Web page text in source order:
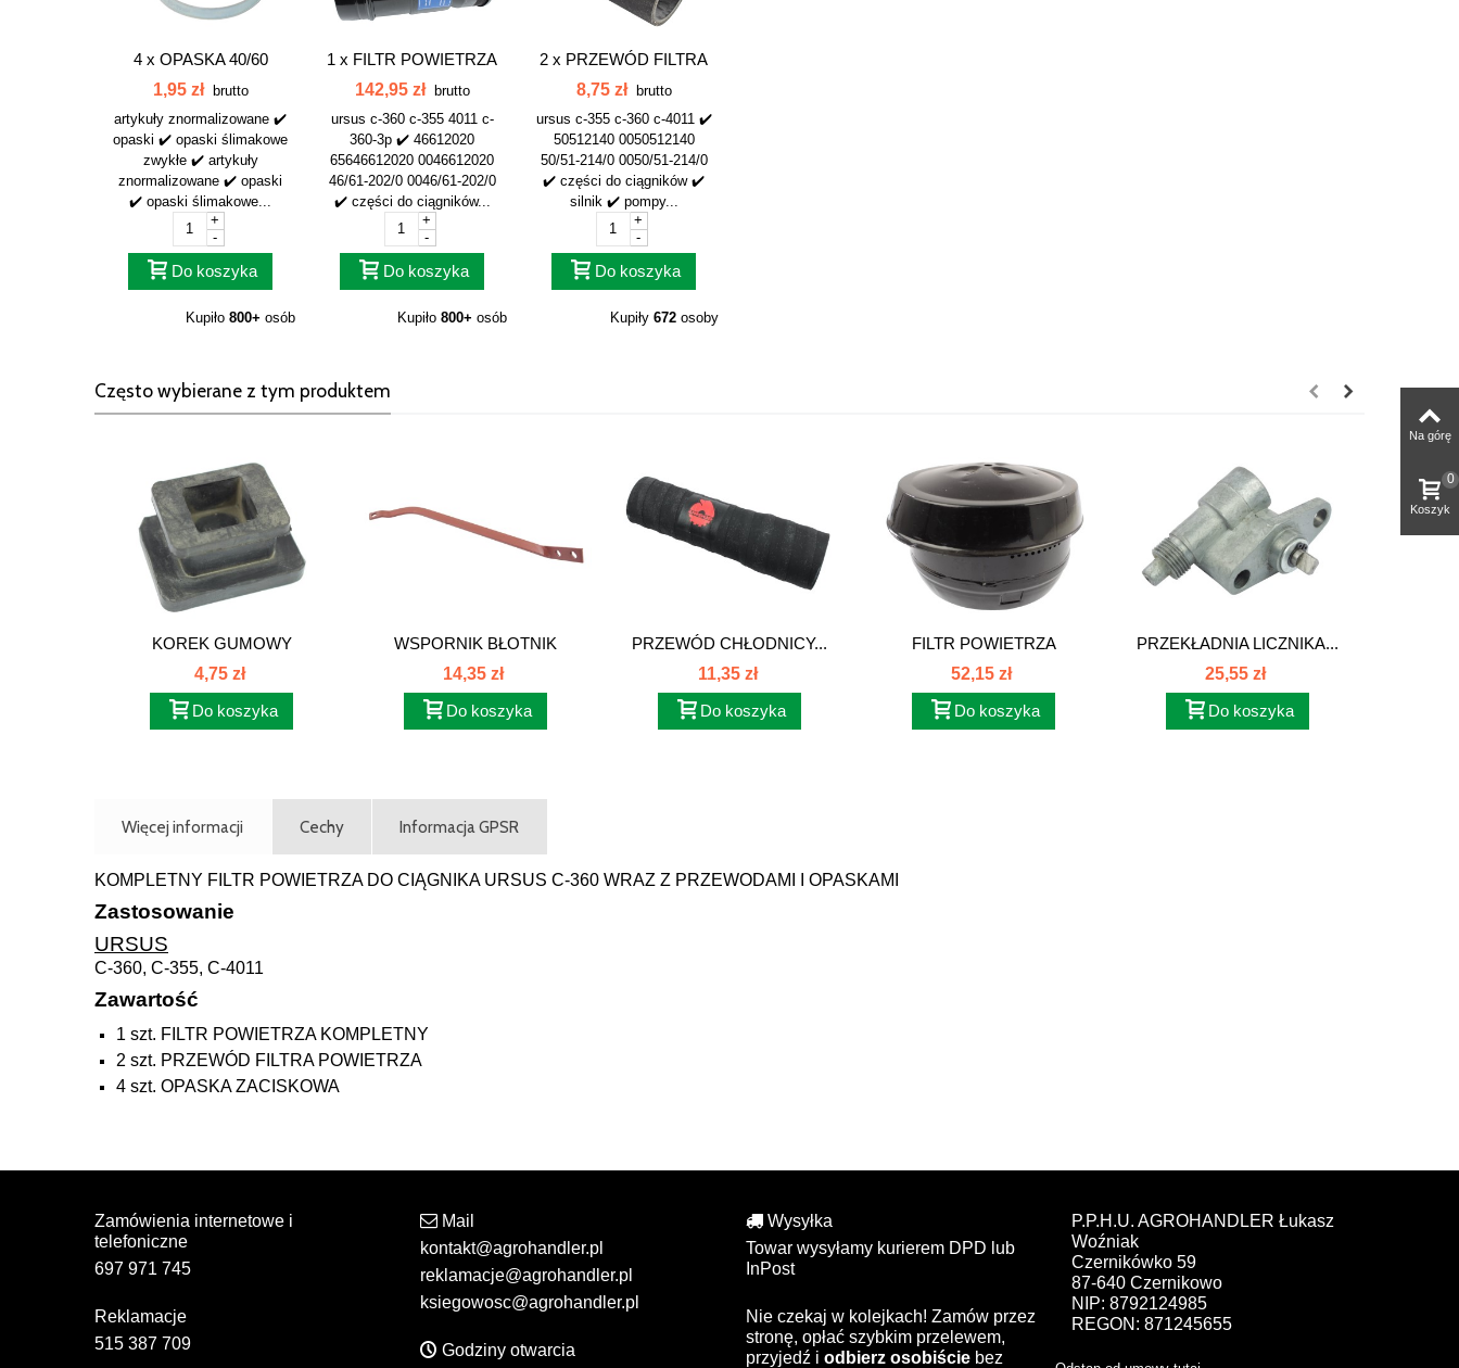
4 x OPASKA 40/60
1,95 zł brutto
artykuły znormalizowane ✔️
opaski ✔️ opaski ślimakowe
zwykłe ✔️ artykuły
znormalizowane ✔️ opaski
✔️ opaski ślimakowe...
-
+
Do koszyka
Kupiło 800+ osób
1 x FILTR POWIETRZA
C-360 KOMPLETNY...
142,95 zł brutto
ursus c-360 c-355 4011 c-
360-3p ✔️ 46612020
65646612020 0046612020
46/61-202/0 0046/61-202/0
✔️ części do ciągników...
-
+
Do koszyka
Kupiło 800+ osób
2 x PRZEWÓD FILTRA
POWIETRZA C-360...
8,75 zł brutto
ursus c-355 c-360 c-4011 ✔️
50512140 0050512140
50/51-214/0 0050/51-214/0
✔️ części do ciągników ✔️
silnik ✔️ pompy...
-
+
Do koszyka
Kupiły 672 osoby
Często wybierane z tym produktem
KOREK GUMOWY
SKRZYNI...
4,75 zł
Do koszyka
WSPORNIK BŁOTNIK
PRAWY...
14,35 zł
Do koszyka
PRZEWÓD CHŁODNICY...
11,35 zł
Do koszyka
FILTR POWIETRZA
WSTĘPNY...
52,15 zł
Do koszyka
PRZEKŁADNIA LICZNIKA...
25,55 zł
Do koszyka
Więcej informacji Cechy Informacja GPSR
KOMPLETNY FILTR POWIETRZA DO CIĄGNIKA URSUS C-360 WRAZ Z PRZEWODAMI I OPASKAMI
Zastosowanie
URSUS
C-360, C-355, C-4011
Zawartość
1 szt. FILTR POWIETRZA KOMPLETNY
2 szt. PRZEWÓD FILTRA POWIETRZA
4 szt. OPASKA ZACISKOWA
Zamówienia internetowe i
telefoniczne
697 971 745
Reklamacje
515 387 709
Mail
kontakt@agrohandler.pl
reklamacje@agrohandler.pl
ksiegowosc@agrohandler.pl
Godziny otwarcia
Wysyłka
Towar wysyłamy kurierem DPD lub
InPost
Nie czekaj w kolejkach! Zamów przez
stronę, opłać szybkim przelewem,
przyjedź i odbierz osobiście bez
P.P.H.U. AGROHANDLER Łukasz
Woźniak
Czernikówko 59
87-640 Czernikowo
NIP: 8792124985
REGON: 871245655
Na górę
Koszyk
0